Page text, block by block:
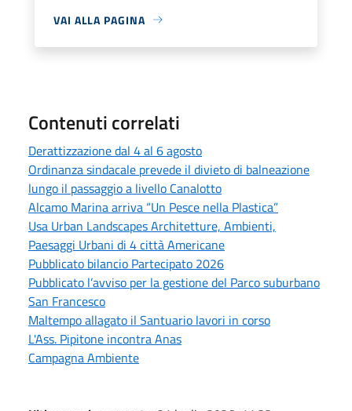
VAI ALLA PAGINA
Contenuti correlati
Derattizzazione dal 4 al 6 agosto
Ordinanza sindacale prevede il divieto di balneazione
lungo il passaggio a livello Canalotto
Alcamo Marina arriva “Un Pesce nella Plastica”
Usa Urban Landscapes Architetture, Ambienti,
Paesaggi Urbani di 4 città Americane
Pubblicato bilancio Partecipato 2026
Pubblicato l’avviso per la gestione del Parco suburbano
San Francesco
Maltempo allagato il Santuario lavori in corso
L'Ass. Pipitone incontra Anas
Campagna Ambiente